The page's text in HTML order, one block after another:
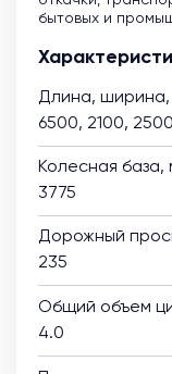
бытовых и
Длина, ширина,
6500, 2100, 2500
Колесная база,
3775
Дорожный
235
Общий объем
4.0